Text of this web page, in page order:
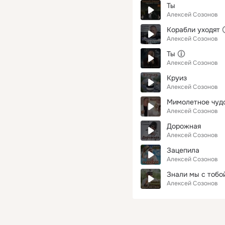
Ты
Алексей Созонов
Корабли уходят
Алексей Созонов
Ты
Алексей Созонов
Круиз
Алексей Созонов
Мимолетное
Алексей Созонов
Дорожная
Алексей Созонов
Зацепила
Алексей Созонов
Знали мы с
Алексей Созонов